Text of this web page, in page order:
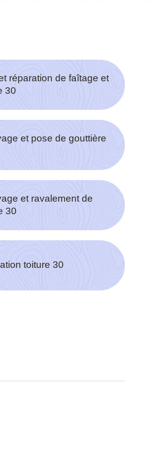
réparation de faîtage et
30
et pose de gouttière
et ravalement de
30
toiture 30